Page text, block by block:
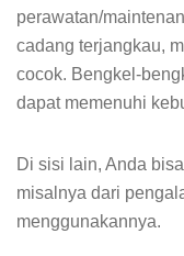
perawatan/
cadang terjangkau,
cocok. Bengkel-
dapat memenuhi
Di sisi lain, Anda
misalnya dari
menggunakannya.